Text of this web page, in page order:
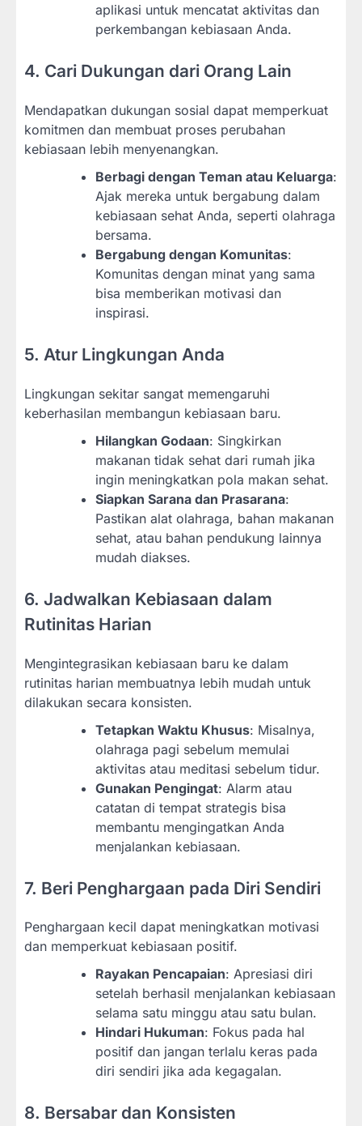
aplikasi untuk mencatat aktivitas dan
perkembangan kebiasaan Anda.
4. Cari Dukungan dari Orang Lain
Mendapatkan dukungan sosial dapat memperkuat
komitmen dan membuat proses perubahan
kebiasaan lebih menyenangkan.
Berbagi dengan Teman atau Keluarga:
Ajak mereka untuk bergabung dalam
kebiasaan sehat Anda, seperti olahraga
bersama.
Bergabung dengan Komunitas:
Komunitas dengan minat yang sama
bisa memberikan motivasi dan
inspirasi.
5. Atur Lingkungan Anda
Lingkungan sekitar sangat memengaruhi
keberhasilan membangun kebiasaan baru.
Hilangkan Godaan: Singkirkan
makanan tidak sehat dari rumah jika
ingin meningkatkan pola makan sehat.
Siapkan Sarana dan Prasarana:
Pastikan alat olahraga, bahan makanan
sehat, atau bahan pendukung lainnya
mudah diakses.
6. Jadwalkan Kebiasaan dalam
Rutinitas Harian
Mengintegrasikan kebiasaan baru ke dalam
rutinitas harian membuatnya lebih mudah untuk
dilakukan secara konsisten.
Tetapkan Waktu Khusus: Misalnya,
olahraga pagi sebelum memulai
aktivitas atau meditasi sebelum tidur.
Gunakan Pengingat: Alarm atau
catatan di tempat strategis bisa
membantu mengingatkan Anda
menjalankan kebiasaan.
7. Beri Penghargaan pada Diri Sendiri
Penghargaan kecil dapat meningkatkan motivasi
dan memperkuat kebiasaan positif.
Rayakan Pencapaian: Apresiasi diri
setelah berhasil menjalankan kebiasaan
selama satu minggu atau satu bulan.
Hindari Hukuman: Fokus pada hal
positif dan jangan terlalu keras pada
diri sendiri jika ada kegagalan.
8. Bersabar dan Konsisten